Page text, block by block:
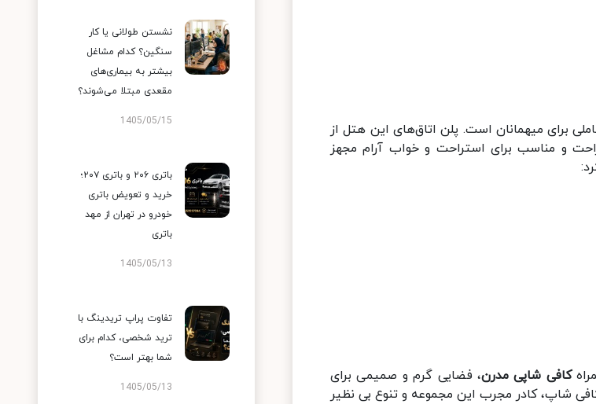
برای میهمانان است. پلن اتاق‌های این هتل از
و مناسب برای استراحت و خواب آرام مجهز
کافی شاپی مدرن، فضایی گرم و صمیمی برای
شاپ، کادر مجرب این مجموعه و تنوع بی نظیر
نشستن طولانی یا کار
سنگین؟ کدام مشاغل
بیشتر به بیماری‌های
مقعدی مبتلا می‌شوند؟
1405/05/15
باتری ۲۰۶ و باتری ۲۰۷؛
خرید و تعویض باتری
خودرو در تهران از مهد
باتری
1405/05/13
تفاوت پراپ تریدینگ با
ترید شخصی، کدام برای
شما بهتر است؟
1405/05/13